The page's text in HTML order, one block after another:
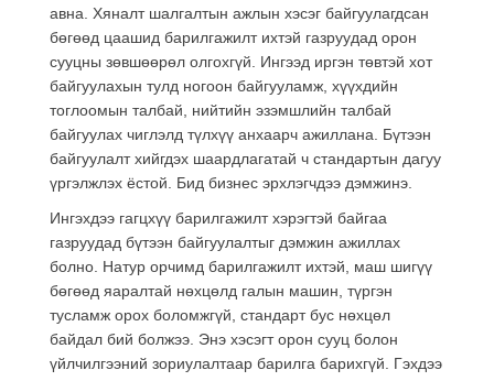
авна. Хяналт шалгалтын ажлын хэсэг байгуулагдсан
бөгөөд цаашид барилгажилт ихтэй газруудад орон
сууцны зөвшөөрөл олгохгүй. Ингээд иргэн төвтэй хот
байгуулахын тулд ногоон байгууламж, хүүхдийн
тоглоомын талбай, нийтийн эзэмшлийн талбай
байгуулах чиглэлд түлхүү анхаарч ажиллана. Бүтээн
байгуулалт хийгдэх шаардлагатай ч стандартын дагуу
үргэлжлэх ёстой. Бид бизнес эрхлэгчдээ дэмжинэ.
Ингэхдээ гагцхүү барилгажилт хэрэгтэй байгаа
газруудад бүтээн байгуулалтыг дэмжин ажиллах
болно. Натур орчимд барилгажилт ихтэй, маш шигүү
бөгөөд яаралтай нөхцөлд галын машин, түргэн
тусламж орох боломжгүй, стандарт бус нөхцөл
байдал бий болжээ. Энэ хэсэгт орон сууц болон
үйлчилгээний зориулалтаар барилга барихгүй. Гэхдээ